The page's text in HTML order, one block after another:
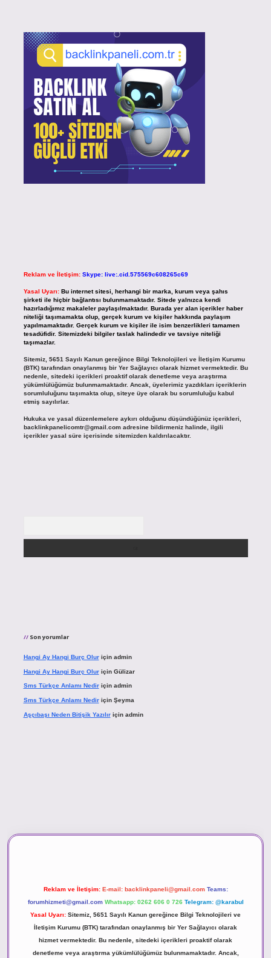
Reklam ve İletişim: Skype: live:.cid.575569c608265c69
Yasal Uyarı: Bu internet sitesi, herhangi bir marka, kurum veya şahıs
şirketi ile hiçbir bağlantısı bulunmamaktadır. Sitede yalnızca kendi
hazırladığımız makaleler paylaşılmaktadır. Burada yer alan içerikler haber
niteliği taşımamakta olup, gerçek kurum ve kişiler hakkında paylaşım
yapılmamaktadır. Gerçek kurum ve kişiler ile isim benzerlikleri tamamen
tesadüfidir. Sitemizdeki bilgiler taslak halindedir ve tavsiye niteliği
taşımazlar.
Sitemiz, 5651 Sayılı Kanun gereğince Bilgi Teknolojileri ve İletişim Kurumu
(BTK) tarafından onaylanmış bir Yer Sağlayıcı olarak hizmet vermektedir. Bu
nedenle, sitedeki içerikleri proaktif olarak denetleme veya araştırma
yükümlülüğümüz bulunmamaktadır. Ancak, üyelerimiz yazdıkları içeriklerin
sorumluluğunu taşımakta olup, siteye üye olarak bu sorumluluğu kabul
etmiş sayılırlar.
Hukuka ve yasal düzenlemelere aykırı olduğunu düşündüğünüz içerikleri,
backlinkpanelicomtr@gmail.comadresine bildirmeniz halinde, ilgili
içerikler yasal süre içerisinde sitemizden kaldırılacaktır.
Son yorumlar
Hangi Ay Hangi Burç Oluriçin admin
Hangi Ay Hangi Burç Oluriçin Gülizar
Sms Türkçe Anlamı Nediriçin admin
Sms Türkçe Anlamı Nediriçin Şeyma
Aşçıbaşı Neden Bitişik Yazılıriçin admin
Reklam ve İletişim: E-mail: backlinkpaneli@gmail.com Teams:
forumhizmeti@gmail.com Whatsapp: 0262 606 0 726 Telegram: @karabul
Yasal Uyarı: Sitemiz, 5651 Sayılı Kanun gereğince Bilgi Teknolojileri ve
İletişim Kurumu (BTK) tarafından onaylanmış bir Yer Sağlayıcı olarak
hizmet vermektedir. Bu nedenle, sitedeki içerikleri proaktif olarak
denetleme veya araştırma yükümlülüğümüz bulunmamaktadır. Ancak,